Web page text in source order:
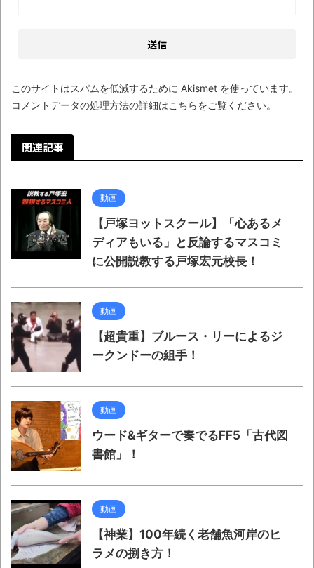
このサイトはスパムを低減するために Akismet を使っています。
コメントデータの処理方法の詳細はこちらをご覧ください。
関連記事
動画
【戸塚ヨットスクール】「心あるメ
ディアもいる」と反論するマスコミ
に公開説教する戸塚宏元校長！
動画
【超貴重】ブルース・リーによるジ
ークンドーの組手！
動画
ウード&ギターで奏でるFF5「古代図
書館」！
動画
【神業】100年続く老舗魚河岸のヒ
ラメの捌き方！